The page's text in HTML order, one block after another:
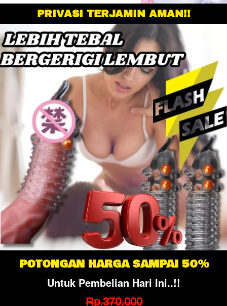
PRIVASI TERJAMIN AMAN!!
POTONGAN HARGA SAMPAI 50%
Untuk Pembelian Hari Ini..!!
Rp.370.000